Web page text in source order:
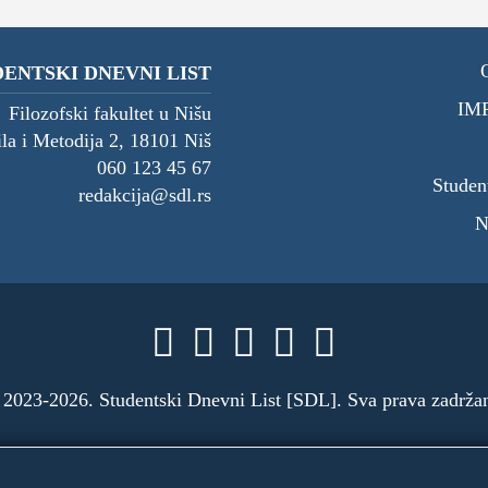
DNEVNI LIST
Filozofski fakultet u Nišu
i Metodija 2, 18101 Niš
060 123 45 67
redakcija@sdl.rs
    
2026. Studentski Dnevni List [SDL]. Sva prava